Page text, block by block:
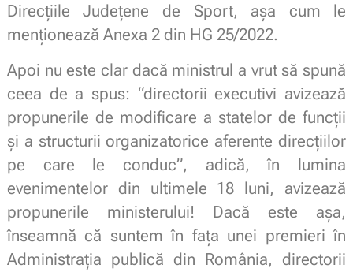
Direcțiile Județene de Sport, așa cum le
menționează Anexa 2 din HG 25/2022.
Apoi nu este clar dacă ministrul a vrut să spună
ceea de a spus: “directorii executivi avizează
propunerile de modificare a statelor de funcții
și a structurii organizatorice aferente direcțiilor
pe care le conduc”, adică, în lumina
evenimentelor din ultimele 18 luni, avizează
propunerile ministerului! Dacă este așa,
înseamnă că suntem în fața unei premieri în
Administrația publică din România, directorii